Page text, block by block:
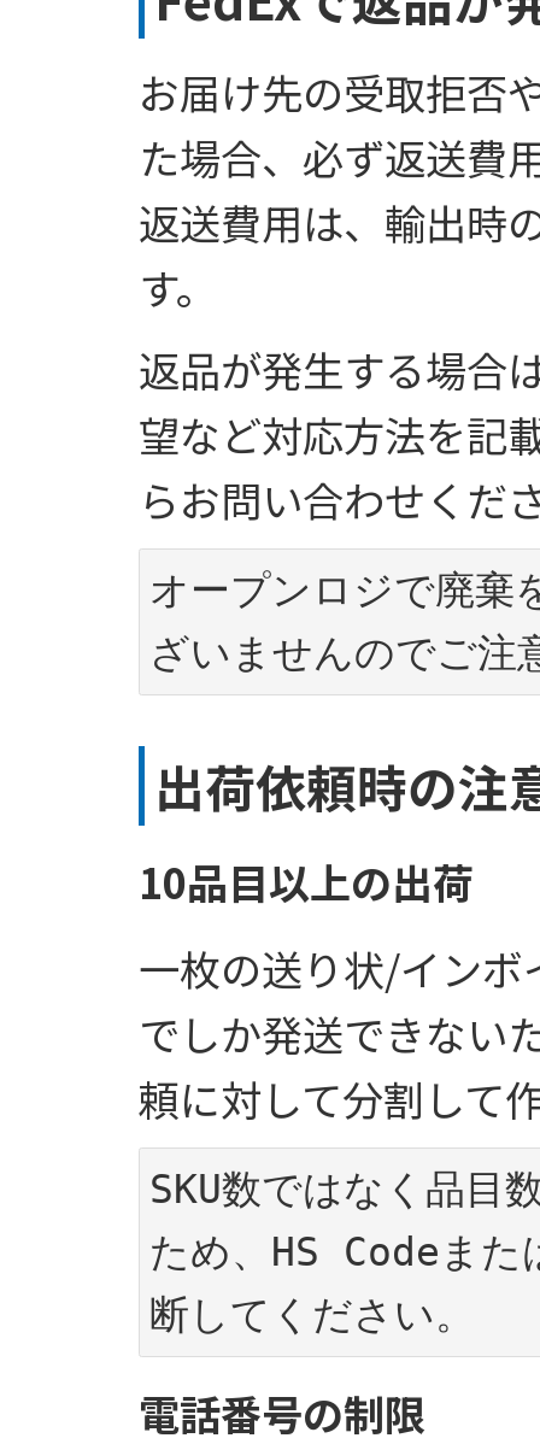
お届け先の受取拒否
た場合、必ず返送費
返送費用は、輸出時
す。
返品が発生する場合
望など対応方法を記
らお問い合わせくだ
オープンロジで廃棄
ざいませんのでご注
出荷依頼時の注
10品目以上の出荷
一枚の送り状/イン
でしか発送できない
頼に対して分割して
SKU数ではなく品目
ため、HS Codeまた
断してください。
電話番号の制限